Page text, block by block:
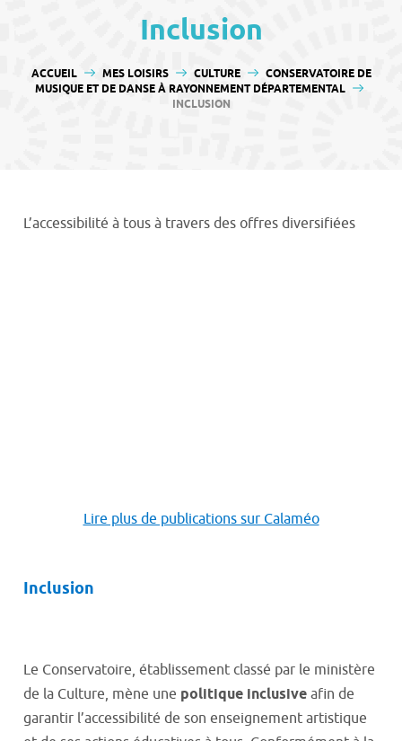
Inclusion
VOUS ÊTES ICI :
ACCUEIL MES LOISIRS CULTURE
CONSERVATOIRE DE
MUSIQUE ET DE DANSE À RAYONNEMENT DÉPARTEMENTAL
INCLUSION
L’accessibilité à tous à travers des offres diversifiées
Lire plus de publications sur Calaméo
Inclusion
Le Conservatoire, établissement classé par le ministère
de la Culture, mène une politique inclusive afin de
garantir l’accessibilité de son enseignement artistique